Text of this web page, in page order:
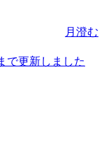
月澄む
で更新しました